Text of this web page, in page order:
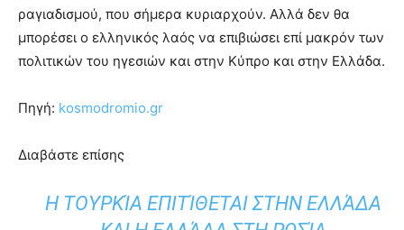
ραγιαδισμού, που σήμερα κυριαρχούν. Αλλά δεν θα
μπορέσει ο ελληνικός λαός να επιβιώσει επί μακρόν των
πολιτικών του ηγεσιών και στην Κύπρο και στην Ελλάδα.
Πηγή: kosmodromio.gr
Διαβάστε επίσης
Η ΤΟΥΡΚΊΑ ΕΠΙΤΊΘΕΤΑΙ ΣΤΗΝ ΕΛΛΆΔΑ